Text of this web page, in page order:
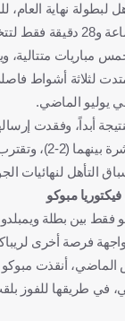
لبطولة نهاية العام،
واحتاجت ريباكينا إلى
مباريات متتالية،
لثلاثة أشواط
يوليو الماضي.
أبداً، وفقدت
سجل المواجهات
التأهل لنهائيات
مبوكو
فرصة أخرى
أنقذت
في طريقها للفوز